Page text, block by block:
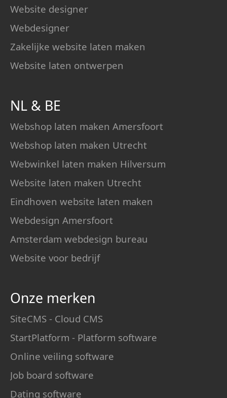
Website designer
Webdesigner
Zakelijke website laten maken
Website laten ontwerpen
NL & BE
Webshop laten maken Amersfoort
Webshop laten maken Utrecht
Webwinkel laten maken Hilversum
Website laten maken Utrecht
Eindhoven website laten maken
Webdesign Amersfoort
Amsterdam webdesign bureau
Website voor bedrijf
Onze merken
SiteCMS - Cloud CMS
StartPlatform - Platform software
Online veiling software
Job board software
Dating software